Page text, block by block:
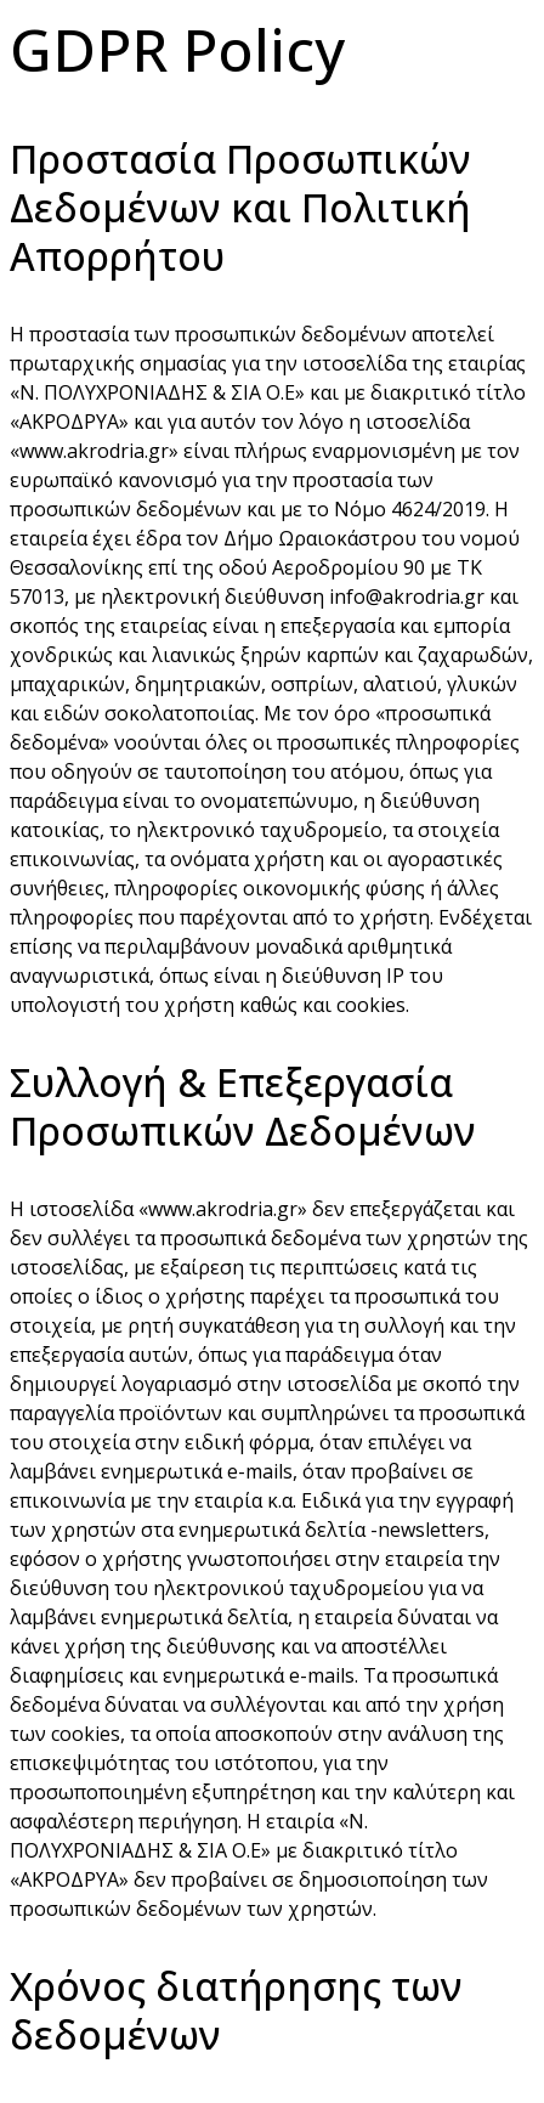
GDPR Policy
Προστασία Προσωπικών
Δεδομένων και Πολιτική
Απορρήτου
Η προστασία των προσωπικών δεδομένων αποτελεί
πρωταρχικής σημασίας για την ιστοσελίδα της εταιρίας
«Ν. ΠΟΛΥΧΡΟΝΙΑΔΗΣ & ΣΙΑ Ο.Ε» και με διακριτικό τίτλο
«ΑΚΡΟΔΡΥΑ» και για αυτόν τον λόγο η ιστοσελίδα
«www.akrodria.gr» είναι πλήρως εναρμονισμένη με τον
ευρωπαϊκό κανονισμό για την προστασία των
προσωπικών δεδομένων και με το Νόμο 4624/2019. Η
εταιρεία έχει έδρα τον Δήμο Ωραιoκάστρου του νομού
Θεσσαλονίκης επί της οδού Αεροδρομίου 90 με ΤΚ
57013, με ηλεκτρονική διεύθυνση info@akrodria.gr και
σκοπός της εταιρείας είναι η επεξεργασία και εμπορία
χονδρικώς και λιανικώς ξηρών καρπών και ζαχαρωδών,
μπαχαρικών, δημητριακών, οσπρίων, αλατιού, γλυκών
και ειδών σοκολατοποιίας. Με τον όρο «προσωπικά
δεδομένα» νοούνται όλες οι προσωπικές πληροφορίες
που οδηγούν σε ταυτοποίηση του ατόμου, όπως για
παράδειγμα είναι το ονοματεπώνυμο, η διεύθυνση
κατοικίας, το ηλεκτρονικό ταχυδρομείο, τα στοιχεία
επικοινωνίας, τα ονόματα χρήστη και οι αγοραστικές
συνήθειες, πληροφορίες οικονομικής φύσης ή άλλες
πληροφορίες που παρέχονται από το χρήστη. Ενδέχεται
επίσης να περιλαμβάνουν μοναδικά αριθμητικά
αναγνωριστικά, όπως είναι η διεύθυνση ΙΡ του
υπολογιστή του χρήστη καθώς και cookies.
Συλλογή & Επεξεργασία
Προσωπικών Δεδομένων
Η ιστοσελίδα «www.akrodria.gr» δεν επεξεργάζεται και
δεν συλλέγει τα προσωπικά δεδομένα των χρηστών της
ιστοσελίδας, με εξαίρεση τις περιπτώσεις κατά τις
οποίες ο ίδιος ο χρήστης παρέχει τα προσωπικά του
στοιχεία, με ρητή συγκατάθεση για τη συλλογή και την
επεξεργασία αυτών, όπως για παράδειγμα όταν
δημιουργεί λογαριασμό στην ιστοσελίδα με σκοπό την
παραγγελία προϊόντων και συμπληρώνει τα προσωπικά
του στοιχεία στην ειδική φόρμα, όταν επιλέγει να
λαμβάνει ενημερωτικά e-mails, όταν προβαίνει σε
επικοινωνία με την εταιρία κ.α. Ειδικά για την εγγραφή
των χρηστών στα ενημερωτικά δελτία -newsletters,
εφόσον ο χρήστης γνωστοποιήσει στην εταιρεία την
διεύθυνση του ηλεκτρονικού ταχυδρομείου για να
λαμβάνει ενημερωτικά δελτία, η εταιρεία δύναται να
κάνει χρήση της διεύθυνσης και να αποστέλλει
διαφημίσεις και ενημερωτικά e-mails. Τα προσωπικά
δεδομένα δύναται να συλλέγονται και από την χρήση
των cookies, τα οποία αποσκοπούν στην ανάλυση της
επισκεψιμότητας του ιστότοπου, για την
προσωποποιημένη εξυπηρέτηση και την καλύτερη και
ασφαλέστερη περιήγηση. Η εταιρία «Ν.
ΠΟΛΥΧΡΟΝΙΑΔΗΣ & ΣΙΑ Ο.Ε» με διακριτικό τίτλο
«ΑΚΡΟΔΡΥΑ» δεν προβαίνει σε δημοσιοποίηση των
προσωπικών δεδομένων των χρηστών.
Χρόνος διατήρησης των
δεδομένων